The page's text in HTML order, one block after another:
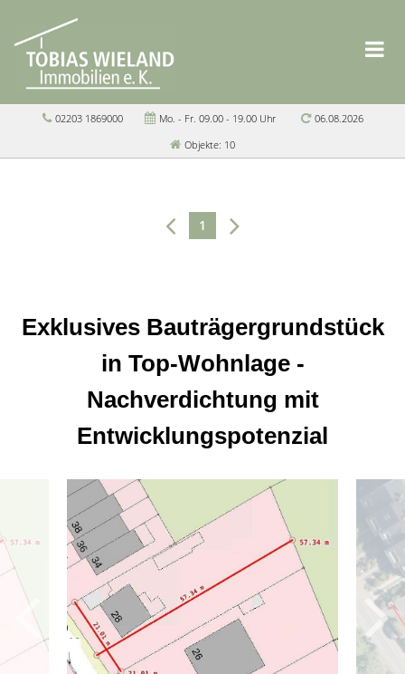
02203 1869000 Mo. - Fr. 09.00 - 19.00 Uhr
06.08.2026
Objekte: 10
1
Exklusives Bauträgergrundstück
in Top-Wohnlage -
Nachverdichtung mit
Entwicklungspotenzial